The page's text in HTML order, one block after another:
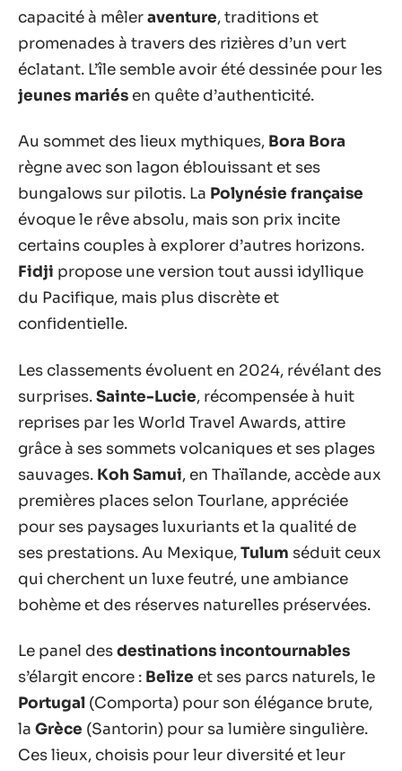
capacité à mêleraventure, traditions et
promenades à travers des rizières d’un vert
éclatant. L’île semble avoir été dessinée pour les
jeunes mariés en quête d’authenticité.
Au sommet des lieux mythiques, Bora Bora
règne avec son lagon éblouissant et ses
bungalows sur pilotis. La Polynésie française
évoque le rêve absolu, mais son prix incite
certains couples à explorer d’autres horizons.
Fidji propose une version tout aussi idyllique
du Pacifique, mais plus discrète et
confidentielle.
Les classements évoluent en 2024, révélant des
surprises.Sainte-Lucie, récompensée à huit
reprises par les World Travel Awards, attire
grâce à ses sommets volcaniques et ses plages
sauvages. Koh Samui, en Thaïlande, accède aux
premières places selon Tourlane, appréciée
pour ses paysages luxuriants et la qualité de
ses prestations. Au Mexique,Tulum séduit ceux
qui cherchent un luxe feutré, une ambiance
bohème et des réserves naturelles préservées.
Le panel desdestinations incontournables
s’élargit encore : Belize et ses parcs naturels, le
Portugal (Comporta) pour son élégance brute,
la Grèce (Santorin) pour sa lumière singulière.
Ces lieux, choisis pour leur diversité et leur